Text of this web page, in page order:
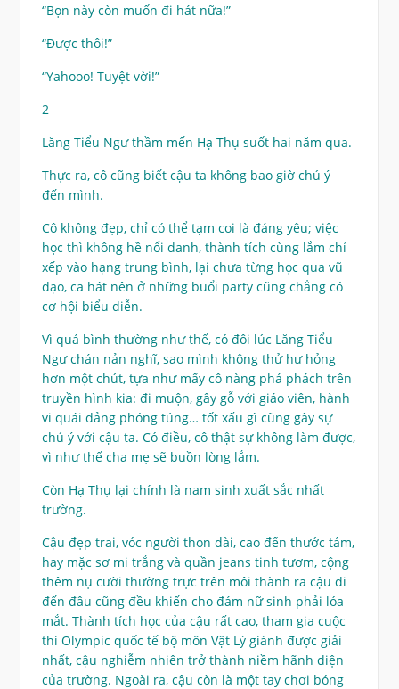
“Bọn này còn muốn đi hát nữa!”
“Được thôi!”
“Yahooo! Tuyệt vời!”
2
Lăng Tiểu Ngư thầm mến Hạ Thụ suốt hai năm qua.
Thực ra, cô cũng biết cậu ta không bao giờ chú ý
đến mình.
Cô không đẹp, chỉ có thể tạm coi là đáng yêu; việc
học thì không hề nổi danh, thành tích cùng lắm chỉ
xếp vào hạng trung bình, lại chưa từng học qua vũ
đạo, ca hát nên ở những buổi party cũng chẳng có
cơ hội biểu diễn.
Vì quá bình thường như thế, có đôi lúc Lăng Tiểu
Ngư chán nản nghĩ, sao mình không thử hư hỏng
hơn một chút, tựa như mấy cô nàng phá phách trên
truyền hình kia: đi muộn, gây gỗ với giáo viên, hành
vi quái đảng phóng túng… tốt xấu gì cũng gây sự
chú ý với cậu ta. Có điều, cô thật sự không làm được,
vì như thế cha mẹ sẽ buồn lòng lắm.
Còn Hạ Thụ lại chính là nam sinh xuất sắc nhất
trường.
Cậu đẹp trai, vóc người thon dài, cao đến thước tám,
hay mặc sơ mi trắng và quần jeans tinh tươm, cộng
thêm nụ cười thường trực trên môi thành ra cậu đi
đến đâu cũng đều khiến cho đám nữ sinh phải lóa
mắt. Thành tích học của cậu rất cao, tham gia cuộc
thi Olympic quốc tế bộ môn Vật Lý giành được giải
nhất, cậu nghiễm nhiên trở thành niềm hãnh diện
của trường. Ngoài ra, cậu còn là một tay chơi bóng